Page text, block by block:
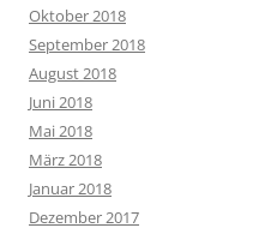
Oktober 2018
September 2018
August 2018
Juni 2018
Mai 2018
März 2018
Januar 2018
Dezember 2017